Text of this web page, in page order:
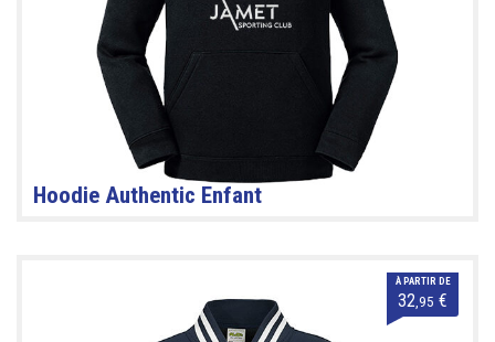
Hoodie Authentic Enfant
À PARTIR DE
32,95 €